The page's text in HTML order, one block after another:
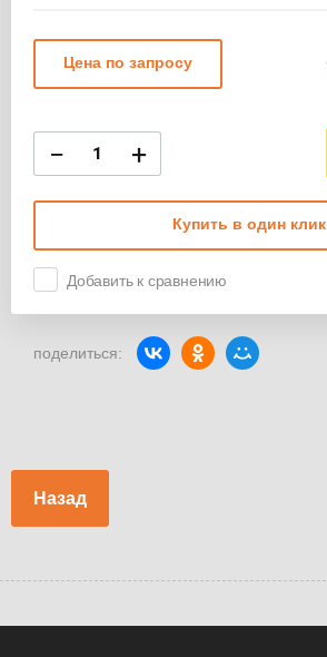
Цена по запросу
− +
Купить в один клик
Добавить к сравнению
поделиться:
Назад